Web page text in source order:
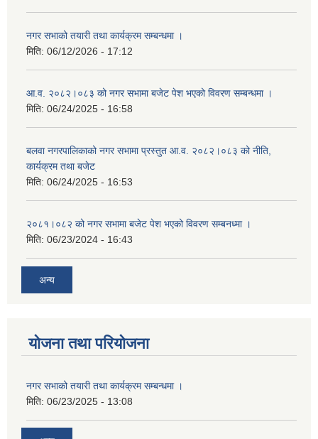
नगर सभाको तयारी तथा कार्यक्रम सम्बन्धमा ।
मिति: 06/12/2026 - 17:12
आ.व. २०८२।०८३ को नगर सभामा बजेट पेश भएको विवरण सम्बन्धमा ।
मिति: 06/24/2025 - 16:58
बलवा नगरपालिकाको नगर सभामा प्रस्तुत आ.व. २०८२।०८३ को नीति,
कार्यक्रम तथा बजेट
मिति: 06/24/2025 - 16:53
२०८१।०८२ को नगर सभामा बजेट पेश भएको विवरण सम्बनध्मा ।
मिति: 06/23/2024 - 16:43
अन्य
योजना तथा परियोजना
नगर सभाको तयारी तथा कार्यक्रम सम्बन्धमा ।
मिति: 06/23/2025 - 13:08